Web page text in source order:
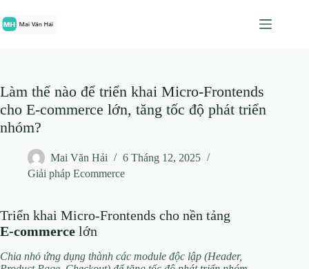
đến
phần
Làm thế nào để triển khai Micro-Frontends
cho E-commerce lớn, tăng tốc độ phát triển
nhóm?
Mai Văn Hải
6 Tháng 12, 2025
Giải pháp Ecommerce
Triển khai Micro‑Frontends cho nền tảng
E‑commerce lớn
Chia nhỏ ứng dụng thành các module độc lập (Header,